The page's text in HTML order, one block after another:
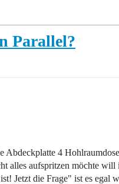
Parallel?
4
alles aufspritzen möchte will
Jetzt die Frage" ist es egal